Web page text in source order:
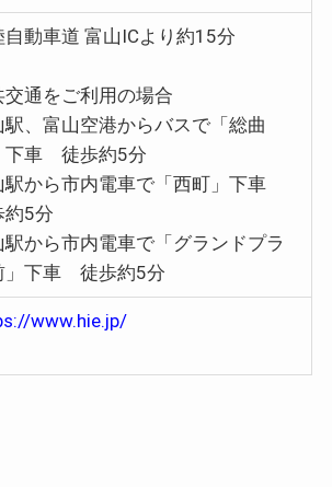
自動車道 富山ICより約15分
交通をご利用の場合
駅、富山空港からバスで「総曲
下車 徒歩約5分
駅から市内電車で「西町」下車
約5分
駅から市内電車で「グランドプラ
」下車 徒歩約5分
www.hie.jp/